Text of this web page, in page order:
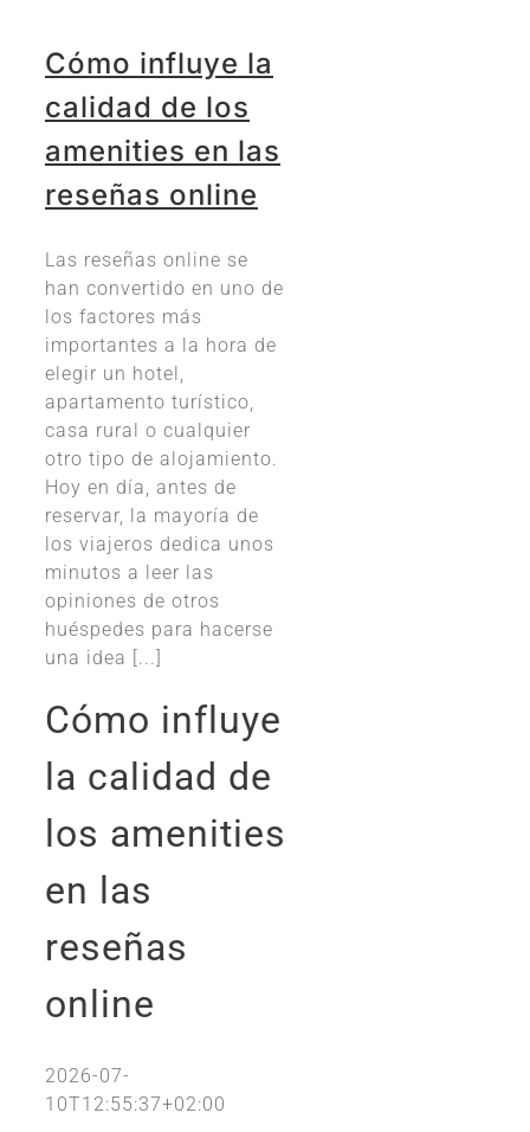
Cómo influye la
calidad de los
amenities en las
reseñas online
Las reseñas online se
han convertido en uno de
los factores más
importantes a la hora de
elegir un hotel,
apartamento turístico,
casa rural o cualquier
otro tipo de alojamiento.
Hoy en día, antes de
reservar, la mayoría de
los viajeros dedica unos
minutos a leer las
opiniones de otros
huéspedes para hacerse
una idea [...]
Cómo influye
la calidad de
los amenities
en las
reseñas
online
2026-07-
10T12:55:37+02:00